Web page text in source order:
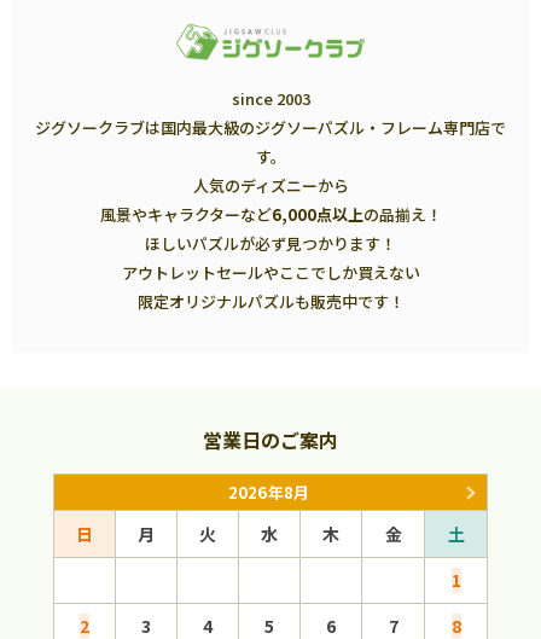
since 2003
ジグソークラブは国内最大級のジグソーパズル・フレーム専門店で
す。
人気のディズニーから
風景やキャラクターなど6,000点以上の品揃え！
ほしいパズルが必ず見つかります！
アウトレットセールやここでしか買えない
限定オリジナルパズルも販売中です！
営業日のご案内
2026年8月
日 月 火 水 木 金
土
1
2
3 4 5 6 7
8